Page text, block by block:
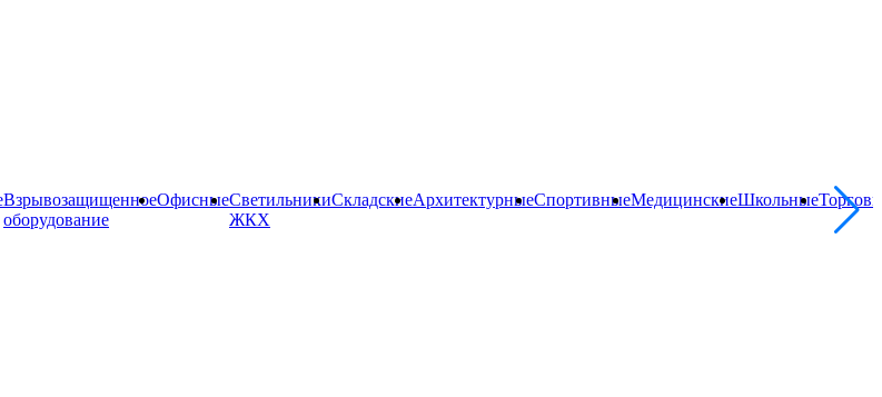
Взрывозащищенное
оборудование
ОфисныеCветильники
ЖКХ
СкладскиеАрхитектурныеСпортивныеМедицинскиеШкольные